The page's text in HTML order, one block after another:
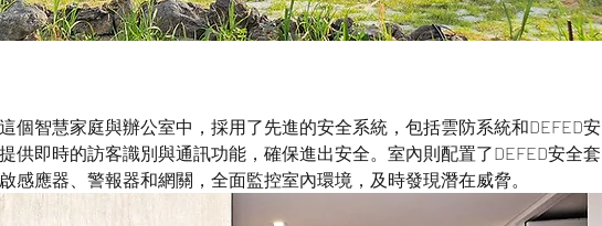
個智慧家庭與辦公室中，採用了先進的安全系統，包括雲防系統和DEFED安
供即時的訪客識別與通訊功能，確保進出安全。室內則配置了DEFED安全套
感應器、警報器和網關，全面監控室內環境，及時發現潛在威脅。